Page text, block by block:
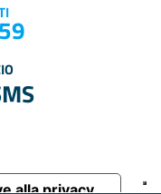
alla privacy